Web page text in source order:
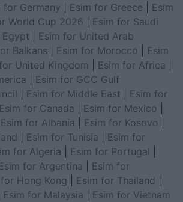
for Germany Esim for Greece
Esim
World Cup 2026
Esim for Saudi
Egypt
Esim for United Arab
Balkans Esim for Morocco
Esim
United Kingdom Esim for Africa
Esim for GCC Gulf
Esim for Middle East
Esim for
Esim for Canada Esim for Mexico
Esim for Albania Esim for Kosovo
Esim for Tunisia
Esim for
for Algeria Esim for Portugal
Esim for Argentina
Esim for
Hong Kong Esim for Thailand
Esim for Malaysia
Esim for Vietnam